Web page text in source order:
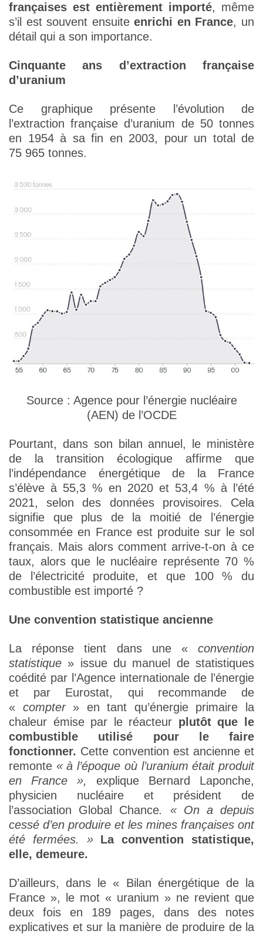
françaises est entièrement importé, même
s’il est souvent ensuiteenrichi en France, un
détail qui a son importance.
Cinquante ans d’extraction française
d’uranium
Ce graphique présente l’évolution de
l’extraction française d’uranium de 50 tonnes
en 1954 à sa fin en 2003, pour un total de
75 965 tonnes.
Source : Agence pour l’énergie nucléaire
(AEN) de l’OCDE
Pourtant, dans son bilan annuel, le ministère
de la transition écologique affirme que
l’indépendance énergétique de la France
s’élève à 55,3 % en 2020 et 53,4 % à l’été
2021, selon des données provisoires. Cela
signifie que plus de la moitié de l’énergie
consommée en France est produite sur le sol
français. Mais alors comment arrive-t-on à ce
taux, alors que le nucléaire représente 70 %
de l’électricité produite, et que 100 % du
combustible est importé ?
Une convention statistique ancienne
La réponse tient dans une « convention
statistique » issue du manuel de statistiques
coédité par l’Agence internationale de l’énergie
et par Eurostat, qui recommande de
« compter» en tant qu’énergie primaire la
chaleur émise par le réacteur plutôt que le
combustible utilisé pour le faire
fonctionner. Cette convention est ancienne et
remonte « à l’époque où l’uranium était produit
en France », explique Bernard Laponche,
physicien nucléaire et président de
l’association Global Chance. « On a depuis
cessé d’en produire et les mines françaises ont
été fermées. »
La convention statistique,
elle, demeure.
D’ailleurs, dans le « Bilan énergétique de la
France », le mot « uranium » ne revient que
deux fois en 189 pages, dans des notes
explicatives et sur la manière de produire de la